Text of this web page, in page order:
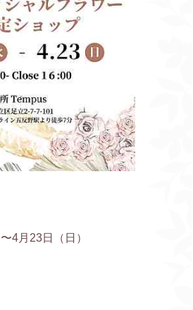
4月23日（日）